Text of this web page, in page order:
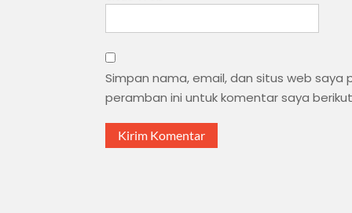
Simpan nama, email, dan situs web saya
peramban ini untuk komentar saya